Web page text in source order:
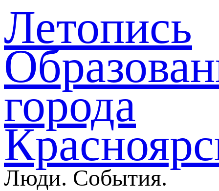
Летопись
города
Люди. События.